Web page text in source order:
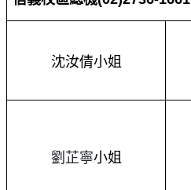
沈汝倩小姐
劉芷寧小姐